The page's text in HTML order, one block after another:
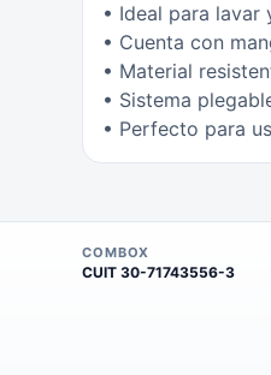
• Ideal para lavar
• Cuenta con
• Material
• Sistema
• Perfecto para
COMBOX
CUIT 30-71743556-3